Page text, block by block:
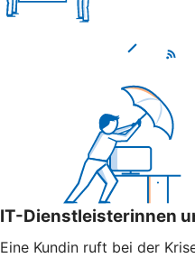
IT-Dienstleisterinnen
Eine Kundin ruft bei der